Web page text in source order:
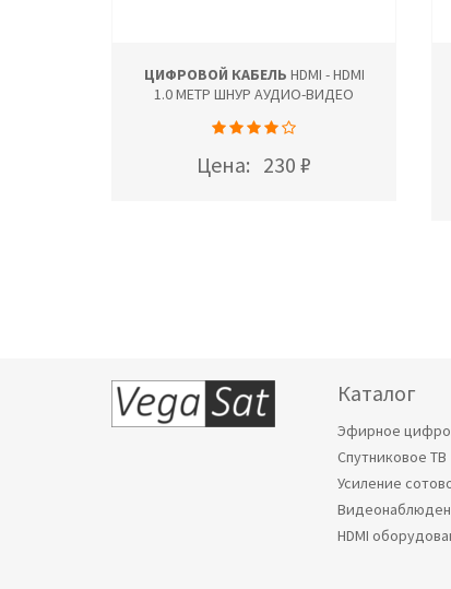
ЦИФРОВОЙ КАБЕЛЬ HDMI - HDMI
1.0 МЕТР ШНУР АУДИО-ВИДЕО
Цена: 230 ₽
Каталог
Эфирное
Спутниковое ТВ
Усиление
HDMI